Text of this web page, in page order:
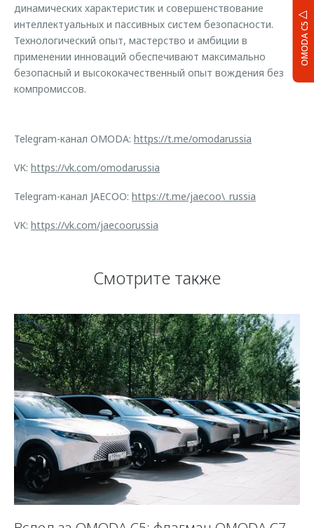
OMODA C5
динамических характеристик и совершенствование
интеллектуальных и пассивных систем безопасности.
Технологический опыт, мастерство и амбиции в
применении инноваций обеспечивают максимально
безопасный и высококачественный опыт вождения без
компромиссов.
Telegram-канал OMODA: https://t.me/omodarussia
VK: https://vk.com/omodarussia
Telegram-канал JAECOO: https://t.me/jaecoo\_russia
VK: https://vk.com/jaecoorussia
Смотрите также